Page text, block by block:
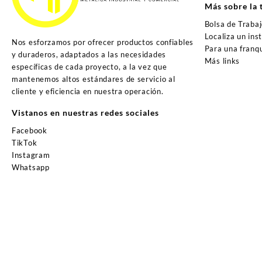
Nos esforzamos por ofrecer productos confiables
y duraderos, adaptados a las necesidades
específicas de cada proyecto, a la vez que
mantenemos altos estándares de servicio al
cliente y eficiencia en nuestra operación.
Vistanos en nuestras redes sociales
Facebook
TikTok
Instagram
Whatsapp
Más sobre la
Bolsa de
Localiza un
Para una
Más links